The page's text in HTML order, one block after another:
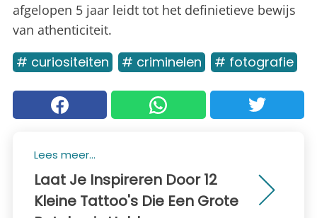
afgelopen 5 jaar leidt tot het definietieve bewijs
van athenticiteit.
# curiositeiten # criminelen # fotografie
Lees meer...
Laat Je Inspireren Door 12
Kleine Tattoo's Die Een Grote